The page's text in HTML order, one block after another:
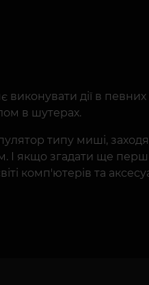
дії в певних
в шутерах.
типу миші,
якщо згадати ще перші
комп'ютерів та